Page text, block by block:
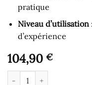
pratique
Niveau d’utilisation
d’expérience
104,90 €
quantité de Gode pour